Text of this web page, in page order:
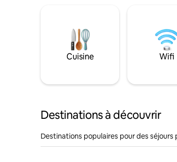
Cuisine Wifi
Destinations à découvrir
Destinations populaires pour des séjours